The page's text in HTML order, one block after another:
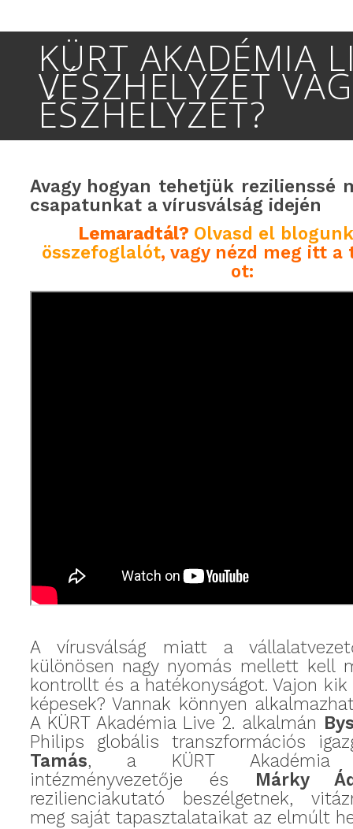
KÜRT AKADÉMIA
VÉSZHELYZET
ÉSZHELYZET?
Avagy hogyan tehetjük rezilienssé
csapatunkat a vírusválság idején
Lemaradtál? Olvasd el
összefoglalót, vagy nézd meg itt a
ot:
A vírusválság miatt a
különösen nagy nyomás mellett kell
kontrollt és a hatékonyságot. Vajon
képesek? Vannak könnyen
A KÜRT Akadémia Live 2. alkalmán
Philips globális transzformációs
Tamás, a KÜRT Akadémia
intézményvezetője és Márky
rezilienciakutató beszélgetnek,
meg saját tapasztalataikat az elmúlt